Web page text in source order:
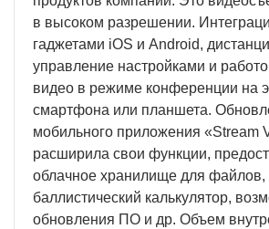
в высоком разрешении.
гаджетами iOS и Android,
управление настройками и
видео в режиме конференции на
смартфона или планшета.
мобильного приложения «Stream
расширила свои функции,
облачное хранилище для файлов,
баллистический калькулятор,
обновления ПО и др. Объем